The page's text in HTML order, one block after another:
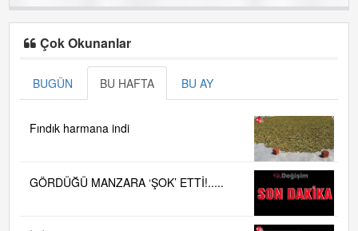
Çok Okunanlar
BUGÜN BU HAFTA BU AY
Fındık harmana indi
GÖRDÜĞÜ MANZARA ‘ŞOK’ ETTİ!.....